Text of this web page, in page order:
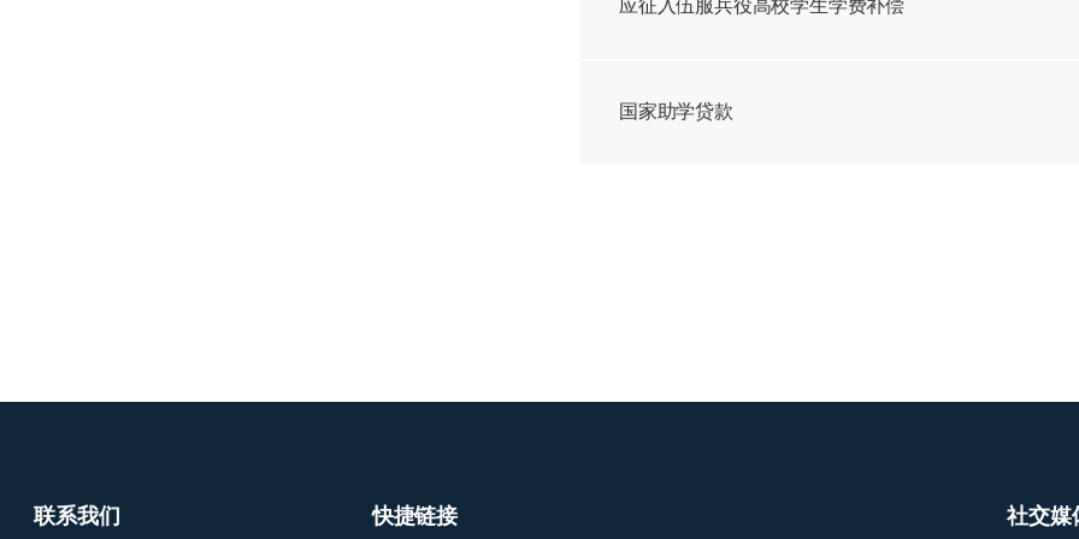
应征入伍服兵役高校学生学费补偿
国家助学贷款
联系我们 快捷链接 社交媒